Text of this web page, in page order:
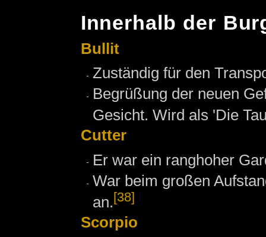
Innerhalb der
Bullit
Zuständig für den
Begrüßung der neuen
Gesicht. Wird als 'Die
Cutter
Er war ein ranghoher
War beim großen
an.[38]
Scorpio